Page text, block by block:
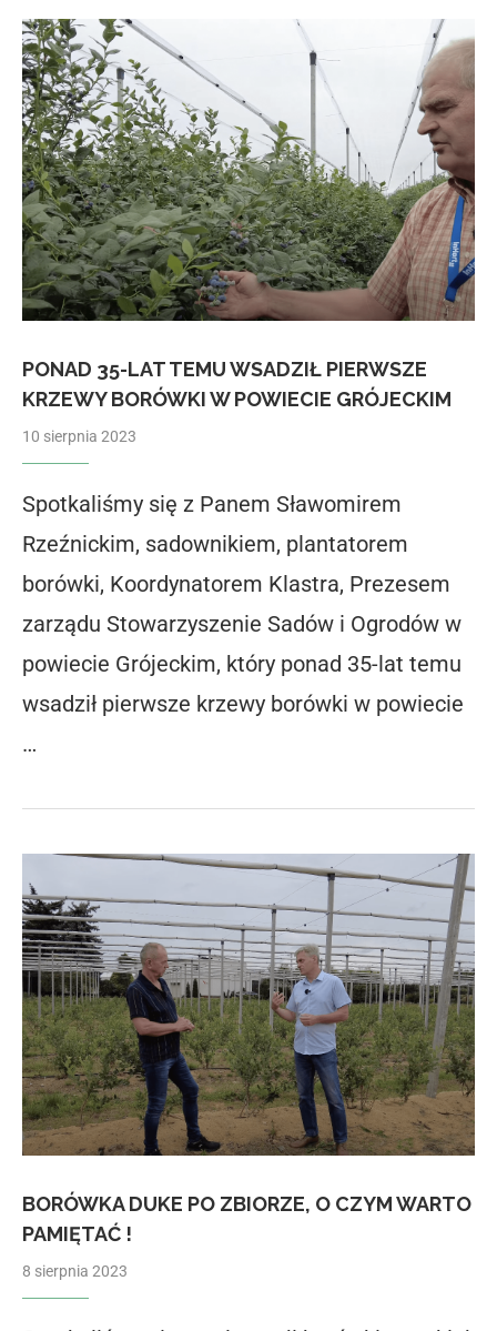
PONAD 35-LAT TEMU WSADZIŁ PIERWSZE
KRZEWY BORÓWKI W POWIECIE GRÓJECKIM
10 sierpnia 2023
Spotkaliśmy się z Panem Sławomirem
Rzeźnickim, sadownikiem, plantatorem
borówki, Koordynatorem Klastra, Prezesem
zarządu Stowarzyszenie Sadów i Ogrodów w
powiecie Grójeckim, który ponad 35-lat temu
wsadził pierwsze krzewy borówki w powiecie
…
BORÓWKA DUKE PO ZBIORZE, O CZYM WARTO
PAMIĘTAĆ !
8 sierpnia 2023